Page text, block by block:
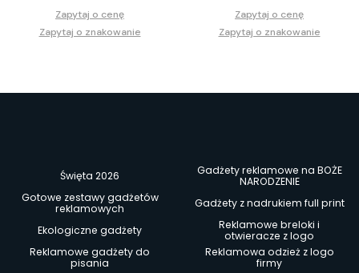
Zapytaj o cenę
Zapytaj o znakowanie
Zapytaj o cenę
Zapytaj o znakowanie
Święta 2026
Gadżety reklamowe na BOŻE
NARODZENIE
Gotowe zestawy gadżetów
reklamowych
Gadżety z nadrukiem full print
Ekologiczne gadżety
Reklamowe breloki i
otwieracze z logo
Reklamowe gadżety do
pisania
Reklamowa odzież z logo
firmy